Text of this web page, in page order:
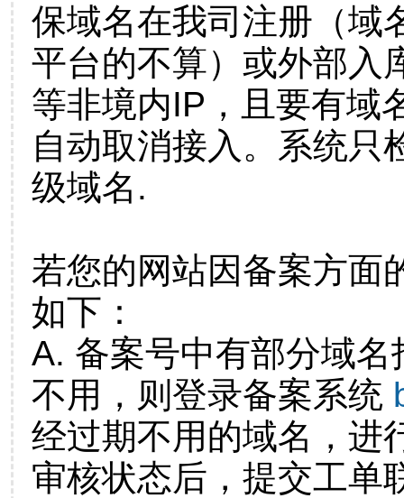
保域名在我司注册（域
平台的不算）或外部入
等非境内IP，且要有域
自动取消接入。系统只
级域名.
若您的网站因备案方面
如下：
A. 备案号中有部分域
不用，则登录备案系统
经过期不用的域名，进
审核状态后，提交工单